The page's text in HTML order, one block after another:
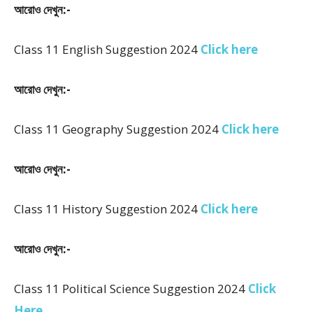
আরোও দেখুন:-
Class 11 English Suggestion 2024 Click here
আরোও দেখুন:-
Class 11 Geography Suggestion 2024 Click here
আরোও দেখুন:-
Class 11 History Suggestion 2024 Click here
আরোও দেখুন:-
Class 11 Political Science Suggestion 2024 Click